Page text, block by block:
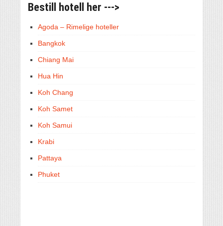
Bestill hotell her --->
Agoda – Rimelige hoteller
Bangkok
Chiang Mai
Hua Hin
Koh Chang
Koh Samet
Koh Samui
Krabi
Pattaya
Phuket